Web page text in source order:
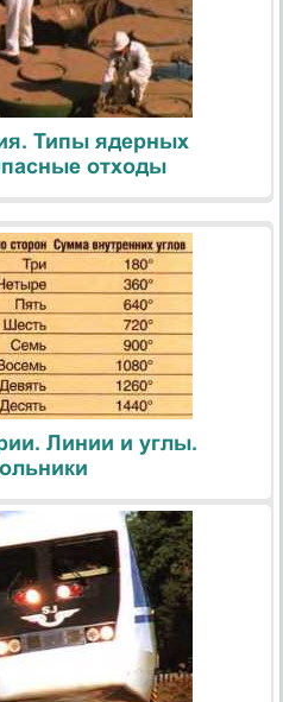
Типы ядерных
отходы
Линии и углы.